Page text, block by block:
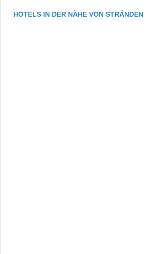
HOTELS IN DER NÄHE VON STRÄNDEN